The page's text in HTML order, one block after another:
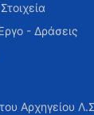
- Δράσεις
Αρχηγείου